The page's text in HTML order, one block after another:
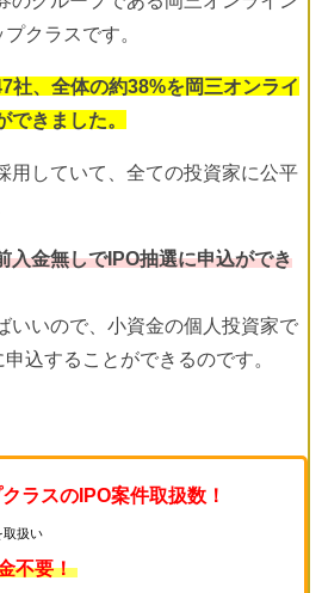
クラスです。
社、全体の約38%を岡三オンライ
できました。
用していて、全ての投資家に公平
入金無しでIPO抽選に申込ができ
いいので、小資金の個人投資家で
込することができるのです。
ラスのIPO案件取扱数！
扱い
不要！